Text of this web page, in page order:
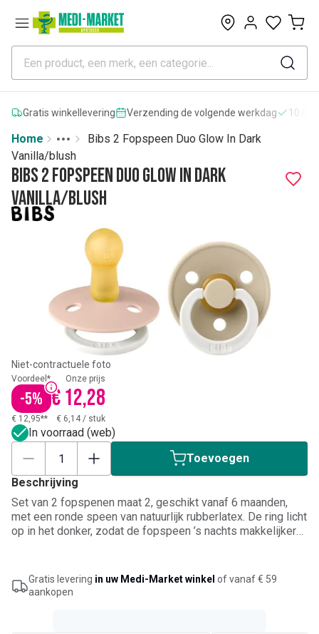
0
Gratis winkellevering Verzending de volgende werkdag
Home
More
Toggle menu
Bibs 2 Fopspeen Duo Glow In Dark
Vanilla/blush
Bibs 2 Fopspeen Duo Glow In Dark
Vanilla/blush
Niet-contractuele foto
Voordeel*
-5%
Onze prijs
€ 12,28
€ 12,95** € 6,14 / stuk
In voorraad (web)
Toevoegen
Beschrijving
Set van 2 fopspenen maat 2, geschikt vanaf 6 maanden,
met een ronde speen van natuurlijk rubberlatex. De ring licht
op in het donker, zodat de fopspeen ’s nachts makkelijker
beschermschildje met drie luchtopeningen ondersteunt
ventilatie rond de mond. In zachte kleuren vanilla en blush.
Gratis levering in uw Medi-Market winkel of vanaf € 59
aankopen